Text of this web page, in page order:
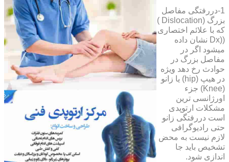
1-دررفتگی مفاصل
بزرگ (Dislocation )
که با علائم اختصاری
((Dx نشان داده
میشود اگر در
مفاصل بزرگ در
حوادث رخ دهد ویژه
در هیپ (hip) یا زانو
(Knee) جزء
اورژانسی ترین
مشکلات ارتوپدی
است دررفتگی زانو
حتی رادیوگرافی
لازم نیست به محض
تشخیص باید جا
اندازی شود.